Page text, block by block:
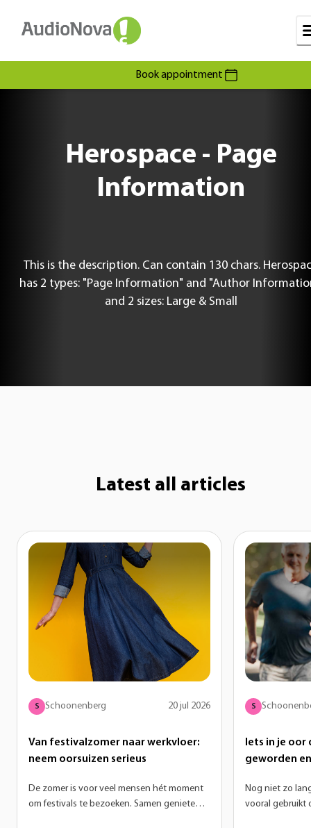
Book appointment
Herospace - Page
Information
This is the description. Can contain 130 chars. Herospace
has 2 types: "Page Information" and "Author
and 2 sizes: Large & Small
Latest all articles
S Schoonenberg 20 jul 2026
Van festivalzomer naar werkvloer:
neem oorsuizen serieus
De zomer is voor veel mensen hét moment
om festivals te bezoeken. Samen genieten
S
Iets in je oor
geworden
Nog niet zo
vooral gebruikt